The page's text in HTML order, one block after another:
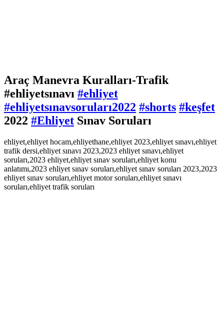
Araç Manevra Kuralları-Trafik
#ehliyetsınavı #ehliyet
#ehliyetsınavsoruları2022 #shorts #keşfet
2022 #Ehliyet Sınav Soruları
ehliyet,ehliyet hocam,ehliyethane,ehliyet 2023,ehliyet sınavı,ehliyet
trafik dersi,ehliyet sınavı 2023,2023 ehliyet sınavı,ehliyet
soruları,2023 ehliyet,ehliyet sınav soruları,ehliyet konu
anlatımı,2023 ehliyet sınav soruları,ehliyet sınav soruları 2023,2023
ehliyet sınav soruları,ehliyet motor soruları,ehliyet sınavı
soruları,ehliyet trafik soruları